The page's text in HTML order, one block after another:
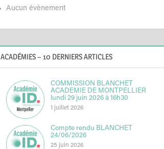
Aucun évènement
ACADÉMIES – 10 DERNIERS ARTICLES
COMMISSION BLANCHET
ACADEMIE DE MONTPELLIER
lundi 29 juin 2026 à 16h30
1 juillet 2026
Compte rendu BLANCHET
24/06/2026
25 juin 2026